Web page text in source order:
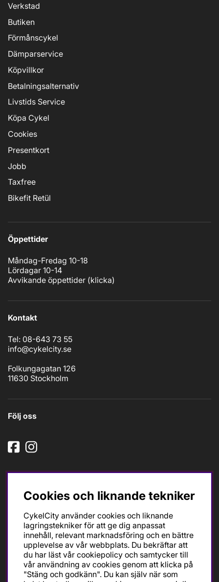
Verkstad
Butiken
Förmånscykel
Dämparservice
Köpvillkor
Betalningsalternativ
Livstids Service
Köpa Cykel
Cookies
Presentkort
Jobb
Taxfree
Bikefit Retül
Öppettider
Måndag-Fredag 10-18
Lördagar 10-14
Avvikande öppettider (klicka)
Kontakt
Tel: 08-643 73 55
info@cykelcity.se
Folkungagatan 126
11630 Stockholm
Följ oss
Ska du köpa cykel för träning och tävling så är det till
oss du ska vända dig. Racer, gravel, triathlon och MTB.
Vi är en mycket personlig cykelaffär med hög
servicegrad och alla vi som jobbar är inbitna cyklister
med stor passion, erfarenhet och kunskap om cykling
och dess produkter. Gör din bästa cykelaffär på
CykelCity!
Cookies och liknande tekniker
CykelCity använder cookies och liknande
lagringstekniker för att ge dig anpassat
innehåll, relevant marknadsföring och en bättre
upplevelse av vår webbplats. Du bekräftar att
du har läst vår cookiepolicy och samtycker till
vår användning av cookies genom att klicka på
"Stäng och godkänn". Du kan själv när som